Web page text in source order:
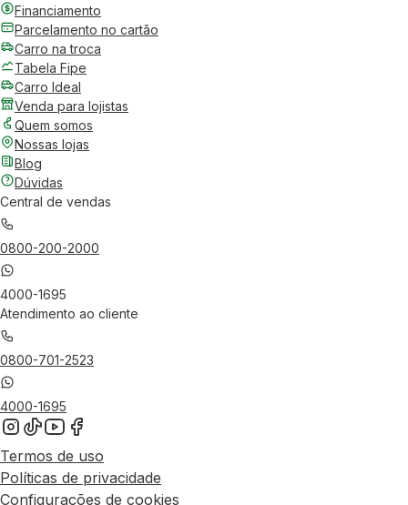
Financiamento
Parcelamento no cartão
Carro na troca
Tabela Fipe
Carro Ideal
Venda para lojistas
Quem somos
Nossas lojas
Blog
Dúvidas
Central de vendas
0800-200-2000
4000-1695
Atendimento ao cliente
0800-701-2523
4000-1695
Termos de uso
Políticas de privacidade
Configurações de cookies